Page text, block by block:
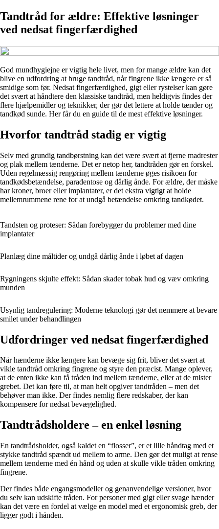
Tandtråd for ældre: Effektive løsninger
ved nedsat fingerfærdighed
God mundhygiejne er vigtig hele livet, men for mange ældre kan det
blive en udfordring at bruge tandtråd, når fingrene ikke længere er så
smidige som før. Nedsat fingerfærdighed, gigt eller rystelser kan gøre
det svært at håndtere den klassiske tandtråd, men heldigvis findes der
flere hjælpemidler og teknikker, der gør det lettere at holde tænder og
tandkød sunde. Her får du en guide til de mest effektive løsninger.
Hvorfor tandtråd stadig er vigtig
Selv med grundig tandbørstning kan det være svært at fjerne madrester
og plak mellem tænderne. Det er netop her, tandtråden gør en forskel.
Uden regelmæssig rengøring mellem tænderne øges risikoen for
tandkødsbetændelse, paradentose og dårlig ånde. For ældre, der måske
har kroner, broer eller implantater, er det ekstra vigtigt at holde
mellemrummene rene for at undgå betændelse omkring tandkødet.
Tandsten og proteser: Sådan forebygger du problemer med dine
implantater
Planlæg dine måltider og undgå dårlig ånde i løbet af dagen
Rygningens skjulte effekt: Sådan skader tobak hud og væv omkring
munden
Usynlig tandregulering: Moderne teknologi gør det nemmere at bevare
smilet under behandlingen
Udfordringer ved nedsat fingerfærdighed
Når hænderne ikke længere kan bevæge sig frit, bliver det svært at
vikle tandtråd omkring fingrene og styre den præcist. Mange oplever,
at de enten ikke kan få tråden ind mellem tænderne, eller at de mister
grebet. Det kan føre til, at man helt opgiver tandtråden – men det
behøver man ikke. Der findes nemlig flere redskaber, der kan
kompensere for nedsat bevægelighed.
Tandtrådsholdere – en enkel løsning
En tandtrådsholder, også kaldet en “flosser”, er et lille håndtag med et
stykke tandtråd spændt ud mellem to arme. Den gør det muligt at rense
mellem tænderne med én hånd og uden at skulle vikle tråden omkring
fingrene.
Der findes både engangsmodeller og genanvendelige versioner, hvor
du selv kan udskifte tråden. For personer med gigt eller svage hænder
kan det være en fordel at vælge en model med et ergonomisk greb, der
ligger godt i hånden.